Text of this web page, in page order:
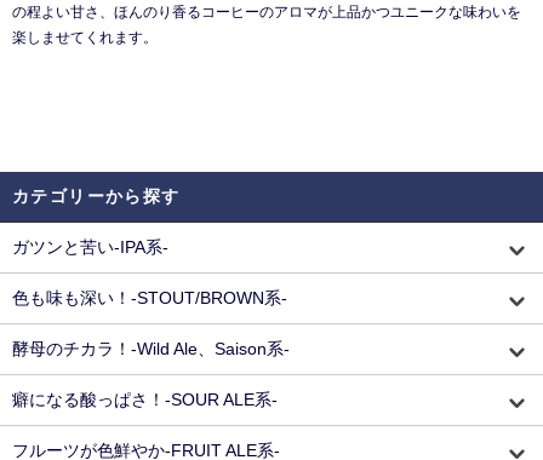
の程よい甘さ、ほんのり香るコーヒーのアロマが上品かつユニークな味わいを
楽しませてくれます。
カテゴリーから探す
ガツンと苦い-IPA系-
色も味も深い！-STOUT/BROWN系-
酵母のチカラ！-Wild Ale、Saison系-
癖になる酸っぱさ！-SOUR ALE系-
フルーツが色鮮やか-FRUIT ALE系-